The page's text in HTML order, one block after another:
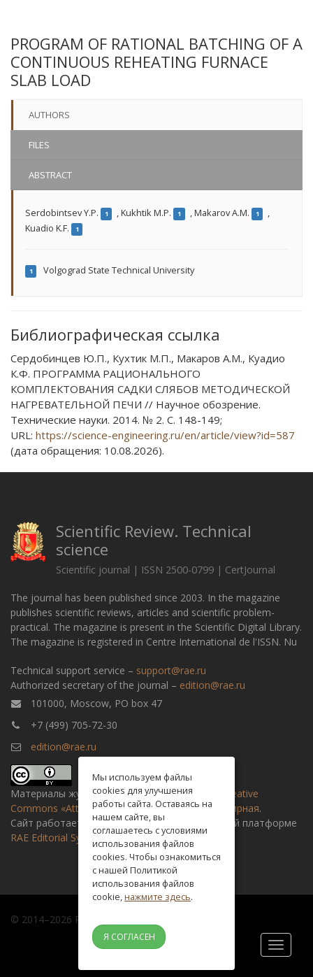
PROGRAM OF RATIONAL BATCHING OF A
CONTINUOUS REHEATING FURNACE
SLAB LOAD
AUTHORS
FILES
ABSTRACT
Serdobintsev Y.P. 1 ,Kukhtik M.P. 1 ,Makarov A.M. 1
,
Kuadio K.F.
1
1 Volgograd State Technical University
Библиографическая ссылка
Сердобинцев Ю.П., Кухтик М.П., Макаров А.М., Куадио
К.Ф. ПРОГРАММА РАЦИОНАЛЬНОГО
КОМПЛЕКТОВАНИЯ САДКИ СЛЯБОВ МЕТОДИЧЕСКОЙ
НАГРЕВАТЕЛЬНОЙ ПЕЧИ // Научное обозрение.
Технические науки. 2014. № 2. С. 148-149;
URL: https://science-engineering.ru/en/article/view?id=587
(дата обращения: 10.08.2026).
Scientific Review. Technical
science
Scientific journal | ISSN 2500-0799 | CertJournal
The journal has been published since 2003. In the magazine
publishes scientific reviews, articles and scientific problem-
practical. The magazine is present in the Scientific Digital Library.
The magazine is registered in Centre International de l'ISSN. Nu
Technical support service – support@rae.ru
Authorized secretary of the journal – edition@rae.ru
101000, Moscow, PO box 47
+7 (499) 705-72-30
edition@rae.ru
Материалы журнала доступны полицензии Creative
Commons «Attribution» («Атрибуция») 4.0 Всемирная.
Сайт работает на универсальной издательской платформе
RAE Editorial System
© 2014–2026 Russian academy of natural history
Toggle
Мы используем файлы
cookies для улучшения
работы сайта. Оставаясь на
нашем сайте, вы
соглашаетесь с условиями
использования файлов
cookies. Чтобы ознакомиться
с нашей Политикой
использования файлов
cookie,нажмите здесь.
Я СОГЛАСЕН